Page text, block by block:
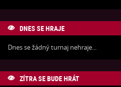
 DNES SE HRAJE
Dnes se žádný turnaj nehraje...
 ZÍTRA SE BUDE HRÁT